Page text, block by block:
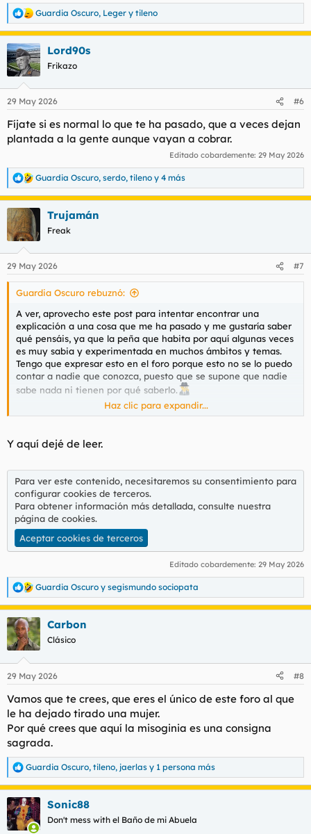
R
e
a
c
c
i
e
s
:
Guardia Oscuro, Leger y tileno
Lord90s
Frikazo
29 May 2026 #6
Fíjate si es normal lo que te ha pasado, que a veces dejan
plantada a la gente aunque vayan a cobrar.
Editado cobardemente: 29 May 2026
R
e
a
c
c
i
e
s
Guardia Oscuro, serdo, tileno y 4 más
Trujamán
Freak
29 May 2026 #7
Guardia Oscuro rebuznó:
A ver, aprovecho este post para intentar encontrar una
explicación a una cosa que me ha pasado y me gustaría saber
qué pensáis, ya que la peña que habita por aquí algunas veces
es muy sabia y experimentada en muchos ámbitos y temas.
Tengo que expresar esto en el foro porque esto no se lo puedo
contar a nadie que conozca, puesto que se supone que nadie
sabe nada ni tienen por qué saberlo.
Haz clic para expandir...
Y aquí dejé de leer.
Para ver este contenido, necesitaremos su consentimiento para
configurar cookies de terceros.
Para obtener información más detallada, consulte nuestra
página de cookies.
Aceptar cookies de terceros
Editado cobardemente: 29 May 2026
R
e
a
c
c
i
e
:
Guardia Oscuro y segismundo sociopata
Carbon
Clásico
29 May 2026 #8
Vamos que te crees, que eres el único de este foro al que
le ha dejado tirado una mujer.
Por qué crees que aquí la misoginia es una consigna
sagrada.
R
e
a
c
c
i
Guardia Oscuro, tileno, jaerlas y 1 persona más
Sonic88
Don't mess with el Baño de mi Abuela